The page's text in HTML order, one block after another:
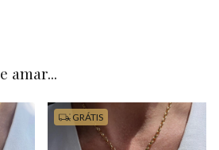
amar...
GRÁTIS